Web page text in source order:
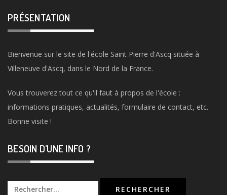
PRÉSENTATION
Bienvenue sur le site de l'école Saint Pierre d'Ascq située à
Villeneuve d'Ascq, dans le Nord de la France.
Vous trouverez tout ce qu'il faut à propos de l'école :
informations pratiques, actualités, formulaire de contact, etc.
Bonne visite !
BESOIN D’UNE INFO ?
Rechercher :